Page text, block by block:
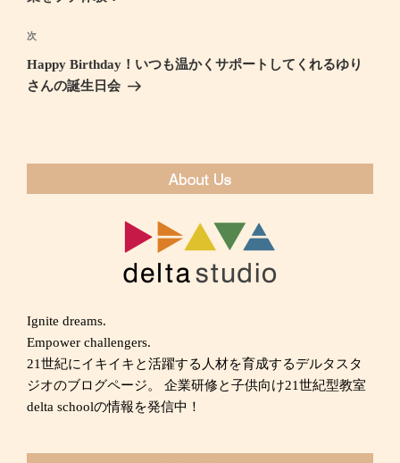
ゲ
シ
稿
次
の
投
次
Happy Birthday！いつも温かくサポートしてくれるゆり
さんの誕生日会
Ignite dreams.
Empower challengers.
21世紀にイキイキと活躍する人材を育成するデルタスタ
ジオのブログページ。 企業研修と子供向け21世紀型教室
delta schoolの情報を発信中！